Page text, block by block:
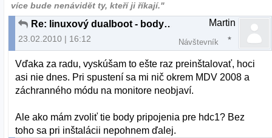
více bude nenávidět ty, kteří ji říkají."
Re: linuxový dualboot - body pripojenia
23.02.2010 | 16:12
Martin
Návštevník
Vďaka za radu, vyskúšam to ešte raz preinštalovať, hoci
asi nie dnes. Pri spustení sa mi nič okrem MDV 2008 a
záchranného módu na monitore neobjaví.
Ale ako mám zvoliť tie body pripojenia pre hdc1? Bez
toho sa pri inštalácii nepohnem ďalej.